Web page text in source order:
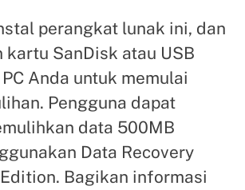
perangkat lunak ini, dan
kartu SanDisk atau USB
Anda untuk memulai
Pengguna dapat
data 500MB
Data Recovery
Bagikan informasi